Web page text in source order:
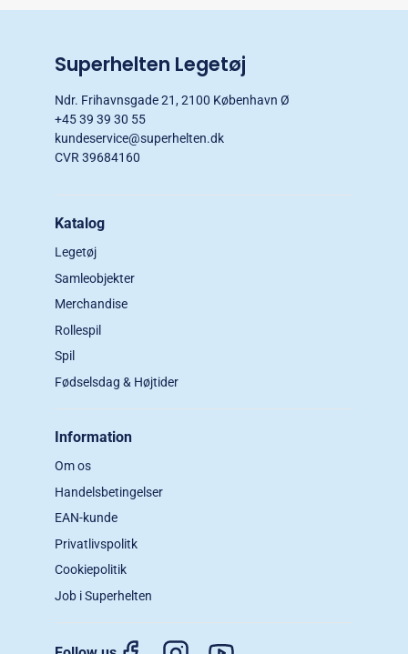
Superhelten Legetøj
Ndr. Frihavnsgade 21, 2100 København Ø
+45 39 39 30 55
kundeservice@superhelten.dk
CVR 39684160
Katalog
Legetøj
Samleobjekter
Merchandise
Rollespil
Spil
Fødselsdag & Højtider
Information
Om os
Handelsbetingelser
EAN-kunde
Privatlivspolitk
Cookiepolitik
Job i Superhelten